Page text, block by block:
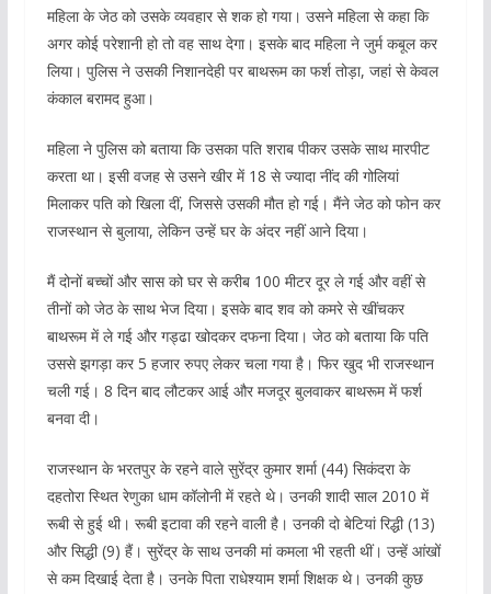
महिला के जेठ को उसके व्यवहार से शक हो गया। उसने महिला से कहा कि
अगर कोई परेशानी हो तो वह साथ देगा। इसके बाद महिला ने जुर्म कबूल कर
लिया। पुलिस ने उसकी निशानदेही पर बाथरूम का फर्श तोड़ा, जहां से केवल
कंकाल बरामद हुआ।
महिला ने पुलिस को बताया कि उसका पति शराब पीकर उसके साथ मारपीट
करता था। इसी वजह से उसने खीर में 18 से ज्यादा नींद की गोलियां
मिलाकर पति को खिला दीं, जिससे उसकी मौत हो गई। मैंने जेठ को फोन कर
राजस्थान से बुलाया, लेकिन उन्हें घर के अंदर नहीं आने दिया।
मैं दोनों बच्चों और सास को घर से करीब 100 मीटर दूर ले गई और वहीं से
तीनों को जेठ के साथ भेज दिया। इसके बाद शव को कमरे से खींचकर
बाथरूम में ले गई और गड्ढा खोदकर दफना दिया। जेठ को बताया कि पति
उससे झगड़ा कर 5 हजार रुपए लेकर चला गया है। फिर खुद भी राजस्थान
चली गई। 8 दिन बाद लौटकर आई और मजदूर बुलवाकर बाथरूम में फर्श
बनवा दी।
राजस्थान के भरतपुर के रहने वाले सुरेंद्र कुमार शर्मा (44) सिकंदरा के
दहतोरा स्थित रेणुका धाम कॉलोनी में रहते थे। उनकी शादी साल 2010 में
रूबी से हुई थी। रूबी इटावा की रहने वाली है। उनकी दो बेटियां रिद्धी (13)
और सिद्धी (9) हैं। सुरेंद्र के साथ उनकी मां कमला भी रहती थीं। उन्हें आंखों
से कम दिखाई देता है। उनके पिता राधेश्याम शर्मा शिक्षक थे। उनकी कुछ